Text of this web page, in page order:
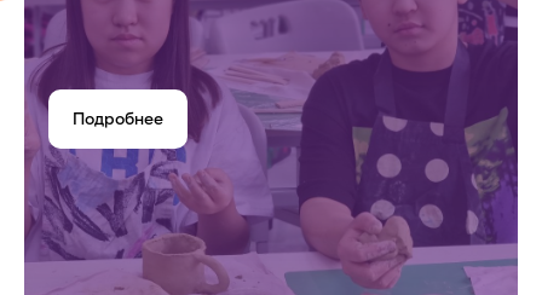
КЛУБ ИСТОРИЧЕСКОЙ РЕКОНСТРУКЦИИ
4-9 классы
Подробнее